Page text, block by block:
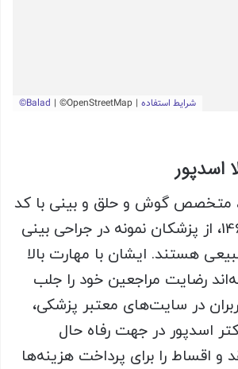
متخصص گوش و حلق و بینی با کد
نظام پزشکی 146391، از پزشکان نمونه در جراحی بینی
هستند. ایشان با مهارت بالا
رضایت مراجعین خود را جلب
در سایت‌های معتبر پزشکی،
اسدپور در جهت رفاه حال
و اقساط را برای پرداخت هزینه‌ها